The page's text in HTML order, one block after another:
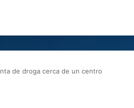
de droga cerca de un centro